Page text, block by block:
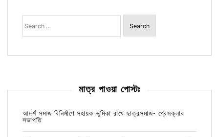
Search
for:
মাত্র পাওয়া পোস্টঃ
আদর্শ সমাজ বিনির্মাণে সহায়ক ভুমিকা রাখে ছাত্রসমাজ- প্রেসক্লাব
সভাপতি